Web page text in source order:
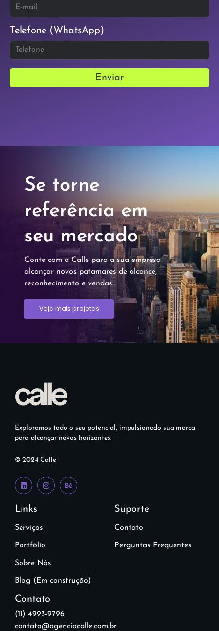
Telefone (WhatsApp)
Enviar
Se torne
referência em
seu mercado
Conte com a Calle para a sua empresa
alcançar novos patamares de alcance,
reconhecimento e vendas.
Veja mais projetos
Exploramos todo o seu potencial, impulsionado sua marca
para alcançar novos horizontes.
© 2024 Calle
Links
Serviços
Portfólio
Sobre Nós
Blog (Em construção)
Suporte
Contato
Perguntas Frequentes
Contato
(11) 4993-9796
contato@agenciacalle.com.br